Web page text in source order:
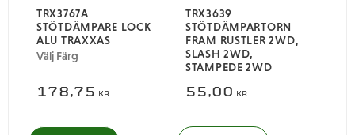
TRX3767A
STÖTDÄMPARE LOCK
ALU TRAXXAS
Välj Färg
178,75 KR
TRX3639
STÖTDÄMPARTORN
FRAM RUSTLER 2WD,
SLASH 2WD,
STAMPEDE 2WD
55,00 KR